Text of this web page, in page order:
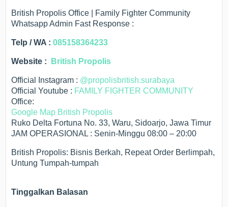
British Propolis Office | Family Fighter Community
Whatsapp Admin Fast Response :
Telp / WA :085158364233
Website : British Propolis
Official Instagram : @propolisbritish.surabaya
Official Youtube : FAMILY FIGHTER COMMUNITY
Office:
Google Map British Propolis
Ruko Delta Fortuna No. 33, Waru, Sidoarjo, Jawa Timur
JAM OPERASIONAL : Senin-Minggu 08:00 – 20:00
British Propolis: Bisnis Berkah, Repeat Order Berlimpah,
Untung Tumpah-tumpah
Tinggalkan Balasan